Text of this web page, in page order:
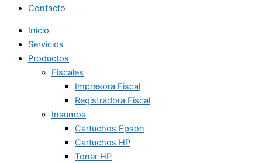
Contacto
Inicio
Servicios
Productos
Fiscales
Impresora Fiscal
Registradora Fiscal
Insumos
Cartuchos Epson
Cartuchos HP
Toner HP